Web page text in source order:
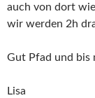
auch von dort
wir werden 2h
Gut Pfad und bis
Lisa